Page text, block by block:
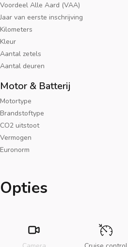
Voordeel Alle Aard (VAA)
Jaar van eerste inschrijving
Kilometers
Kleur
Aantal zetels
Aantal deuren
Motor & Batterij
Motortype
Brandstoftype
CO2 uitstoot
Vermogen
Euronorm
Opties